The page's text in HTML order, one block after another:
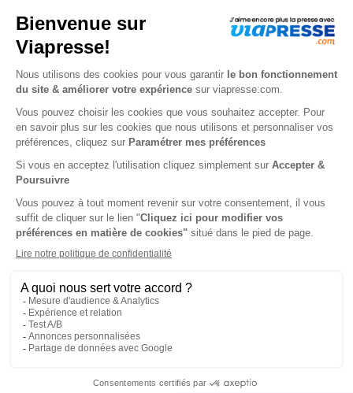
Je choisis un support
Papier Digital
Je choisis une durée
-13%
Abonnement 1 an
85€80 Tarif Kiosque : 98€80
Tarif France métropolitaine
ℹ️Note :les codes promotionnels ne sont pas
valables sur ce titre.